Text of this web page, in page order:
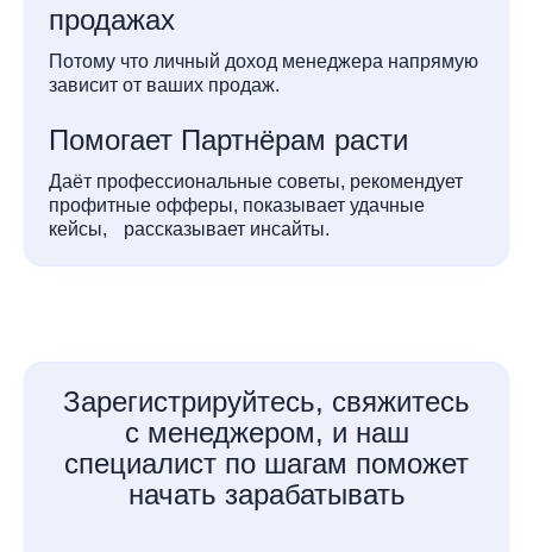
продажах
Потому что личный доход менеджера напрямую
зависит от ваших продаж.
Помогает Партнёрам расти
Даёт профессиональные советы, рекомендует
профитные офферы, показывает удачные
кейсы, рассказывает инсайты.
Зарегистрируйтесь, свяжитесь
с менеджером, и наш
специалист по шагам поможет
начать зарабатывать